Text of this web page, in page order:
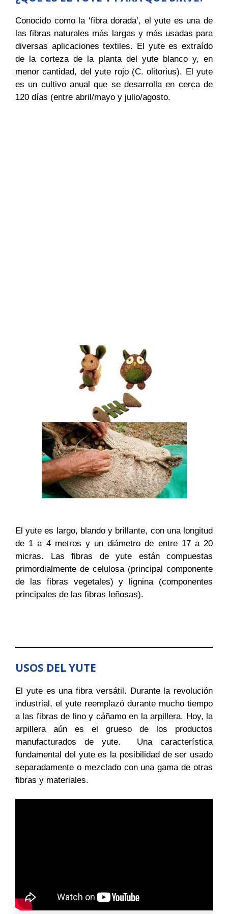
Conocido como la ‘fibra dorada’, el yute es una de
las fibras naturales más largas y más usadas para
diversas aplicaciones textiles. El yute es extraído
de la corteza de la planta del yute blanco y, en
menor cantidad, del yute rojo (C. olitorius). El yute
es un cultivo anual que se desarrolla en cerca de
120 días (entre abril/mayo y julio/agosto.
El yute es largo, blando y brillante, con una longitud
de 1 a 4 metros y un diámetro de entre 17 a 20
micras. Las fibras de yute están compuestas
primordialmente de celulosa (principal componente
de las fibras vegetales) y lignina (componentes
principales de las fibras leñosas).
USOS DEL YUTE
El yute es una fibra versátil. Durante la revolución
industrial, el yute reemplazó durante mucho tiempo
a las fibras de lino y cáñamo en la arpillera. Hoy, la
arpillera aún es el grueso de los productos
manufacturados de yute. Una característica
fundamental del yute es la posibilidad de ser usado
separadamente o mezclado con una gama de otras
fibras y materiales.